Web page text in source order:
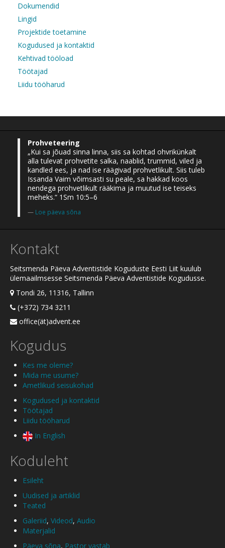
Dokumendid
Lingid
Projektide toetamine
Kogudused ja kontaktid
Kehtivad tööload
Töötajad
Liidu tööharud
Prohveteering
„Kui sa jõuad sinna linna, siis sa kohtad ohvrikünkalt
alla tulevat prohvetite salka, naablid, trummid, viled ja
kandled ees, ja nad ise räägivad prohvetlikult. Siis tuleb
Issanda Vaim võimsasti su peale, sa hakkad koos
nendega prohvetlikult rääkima ja muutud ise teiseks
meheks.“ 1Sm 10:5–6
Loe päeva sõna
Kontakt
Seitsmenda Päeva Adventistide Koguduste Eesti Liit kuulub
ülemaailmsesse Seitsmenda Päeva Adventistide Kogudusse.
Tondi 26, 11316, Tallinn
(+372) 734 3211
office(ät)advent.ee
Kogudus
Kes me oleme?
Mida me usume?
Ametlikud seisukohad
Kogudused ja kontaktid
Töötajad
Liidu tööharud
In English
Koduleht
Esileht
Uudised ja artiklid
Teated
Galeriid, Videod, Audio
Materjalid
Päeva sõna, Pastor vastab